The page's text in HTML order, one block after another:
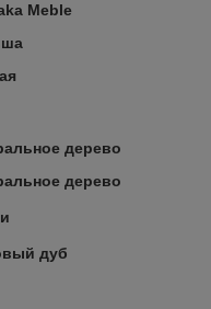
Meble
дерево
дерево
дуб